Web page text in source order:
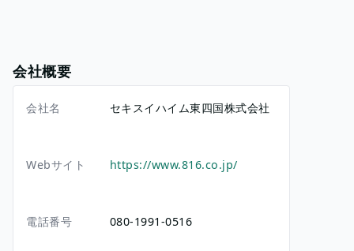
会社概要
会社名 セキスイハイム東四国株式会社
Webサイト https://www.816.co.jp/
電話番号 080-1991-0516